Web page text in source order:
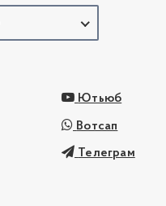
Ютьюб
Вотсап
Телеграм